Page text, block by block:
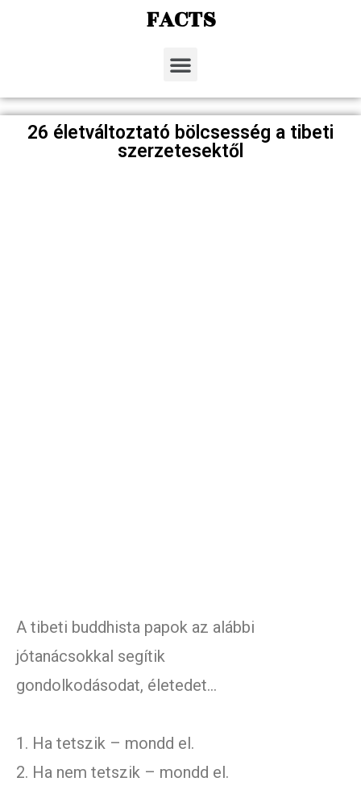
FACTS
26 életváltoztató bölcsesség a tibeti
szerzetesektől
A tibeti buddhista papok az alábbi
jótanácsokkal segítik
gondolkodásodat, életedet…
1. Ha tetszik – mondd el.
2. Ha nem tetszik – mondd el.